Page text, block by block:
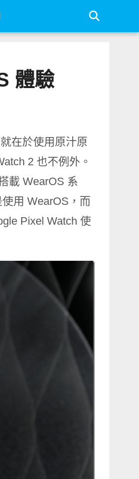
體驗
在於使用原汁原
2 也不例外。
載 WearOS 系
用 WearOS，而
Pixel Watch 使